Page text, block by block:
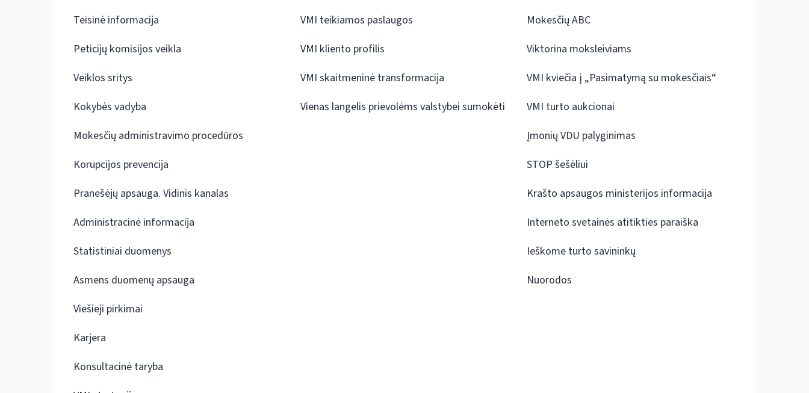
Teisinė informacija
Peticijų komisijos veikla
Veiklos sritys
Kokybės vadyba
Mokesčių administravimo procedūros
Korupcijos prevencija
Pranešėjų apsauga. Vidinis kanalas
Administracinė informacija
Statistiniai duomenys
Asmens duomenų apsauga
Viešieji pirkimai
Karjera
Konsultacinė taryba
VMI teikiamos paslaugos
VMI kliento profilis
VMI skaitmeninė transformacija
Vienas langelis prievolėms valstybei sumokėti
Mokesčių ABC
Viktorina moksleiviams
VMI kviečia į „Pasimatymą su mokesčiais“
VMI turto aukcionai
Įmonių VDU palyginimas
STOP šešėliui
Krašto apsaugos ministerijos informacija
Interneto svetainės atitikties paraiška
Ieškome turto savininkų
Nuorodos